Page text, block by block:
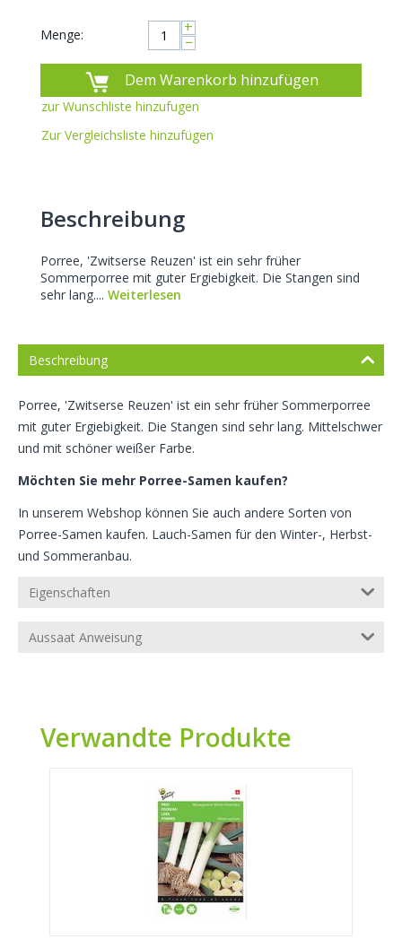
Menge: +
−
Dem Warenkorb hinzufügen
zur Wunschliste hinzufugen
Zur Vergleichsliste hinzufügen
Beschreibung
Porree, 'Zwitserse Reuzen' ist ein sehr früher
Sommerporree mit guter Ergiebigkeit. Die Stangen sind
sehr lang.... Weiterlesen
Beschreibung
Porree, 'Zwitserse Reuzen' ist ein sehr früher Sommerporree
mit guter Ergiebigkeit. Die Stangen sind sehr lang. Mittelschwer
und mit schöner weißer Farbe.
Möchten Sie mehr Porree-Samen kaufen?
In unserem Webshop können Sie auch andere Sorten von
Porree-Samen kaufen. Lauch-Samen für den Winter-, Herbst-
und Sommeranbau.
Eigenschaften
Aussaat Anweisung
Verwandte Produkte